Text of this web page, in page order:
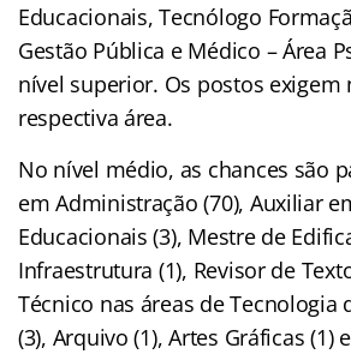
Educacionais, Tecnólogo
Gestão Pública e Médico – Área
nível superior. Os postos exigem
respectiva área.
No nível médio, as chances são
em Administração (70), Auxiliar
Educacionais (3), Mestre de
Infraestrutura (1), Revisor de
Técnico nas áreas de Tecnologia
(3), Arquivo (1), Artes Gráficas (1)